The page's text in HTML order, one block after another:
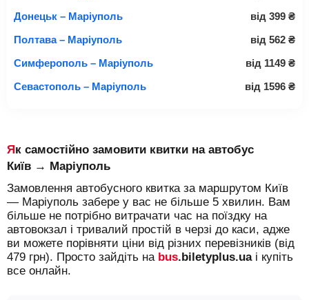
Донецьк – Маріуполь
від 399 ₴
Полтава – Маріуполь
від 562 ₴
Симферополь – Маріуполь
від 1149 ₴
Севастополь – Маріуполь
від 1596 ₴
Як самостійно замовити квитки на автобус
Київ → Маріуполь
Замовлення автобусного квитка за маршрутом Київ
— Маріуполь забере у вас не більше 5 хвилин. Вам
більше не потрібно витрачати час на поїздку на
автовокзал і тривалий простій в черзі до каси, адже
ви можете порівняти ціни від різних перевізників (від
479 грн). Просто зайдіть на bus.biletyplus.uaі купіть
все онлайн.